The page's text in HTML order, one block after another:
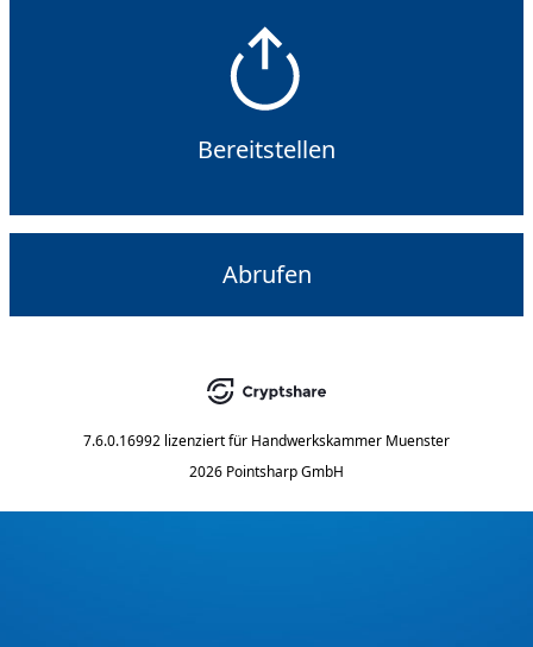
Bereitstellen
Abrufen
7.6.0.16992 lizenziert für Handwerkskammer Muenster
2026 Pointsharp GmbH